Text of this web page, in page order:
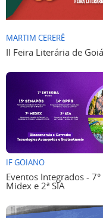
II Feira Literária de
IF GOIANO
Eventos Integrados - 7°
Midex e 2ª SIA